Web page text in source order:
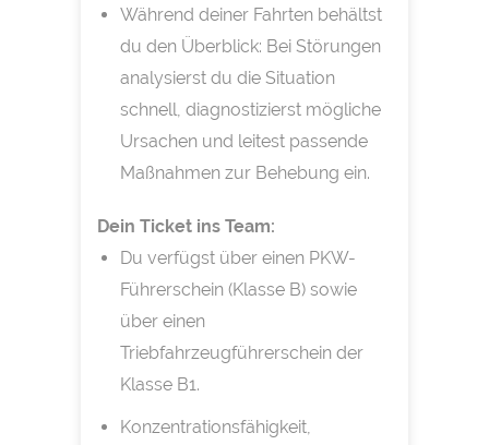
Während deiner Fahrten behältst
du den Überblick: Bei Störungen
analysierst du die Situation
schnell, diagnostizierst mögliche
Ursachen und leitest passende
Maßnahmen zur Behebung ein.
Dein Ticket ins Team:
Du verfügst über einen PKW-
Führerschein (Klasse B) sowie
über einen
Triebfahrzeugführerschein der
Klasse B1.
Konzentrationsfähigkeit,